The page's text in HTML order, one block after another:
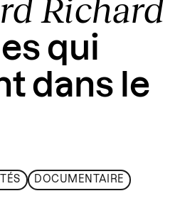
Richard
qui
dans le
DOCUMENTAIRE